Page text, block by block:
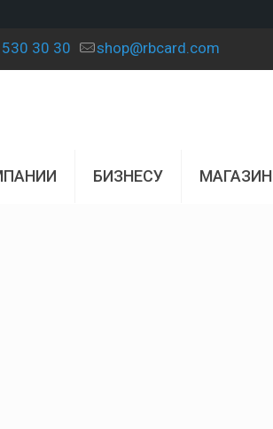
30 30 shop@rbcard.com
БИЗНЕСУ МАГАЗИН